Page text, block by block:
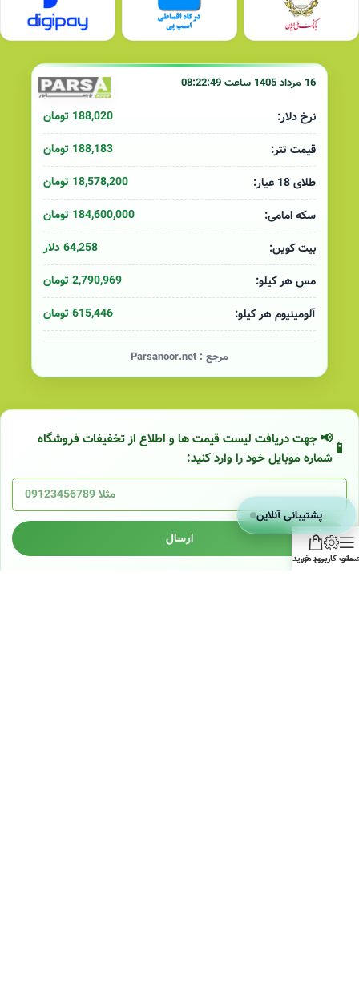
16 مرداد 1405 ساعت 08:22:49
نرخ دلار:
188,020 تومان
قیمت تتر:
188,183 تومان
طلای 18 عیار:
18,578,200 تومان
سکه امامی:
184,600,000 تومان
بیت کوین:
64,258 دلار
مس هر کیلو:
2,790,969 تومان
آلومینیوم هر کیلو:
615,446 تومان
مرجع : Parsanoor.net
📢 جهت دریافت لیست قیمت ها و اطلاع از تخفیفات فروشگاه
شماره موبایل خود را وارد کنید:
ارسال
منوکاربری من
سبد خرید
پشتیبانی آنلاین